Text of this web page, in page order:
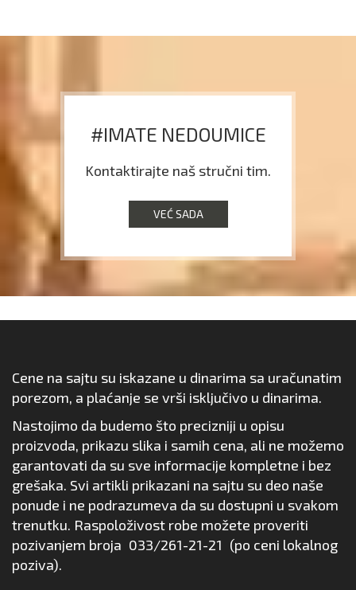
#IMATE NEDOUMICE
Kontaktirajte naš stručni tim.
VEĆ SADA
Cene na sajtu su iskazane u dinarima sa uračunatim
porezom, a plaćanje se vrši isključivo u dinarima.
Nastojimo da budemo što precizniji u opisu
proizvoda, prikazu slika i samih cena, ali ne možemo
garantovati da su sve informacije kompletne i bez
grešaka. Svi artikli prikazani na sajtu su deo naše
ponude i ne podrazumeva da su dostupni u svakom
trenutku. Raspoloživost robe možete proveriti
pozivanjem broja 033/261-21-21 (po ceni lokalnog
poziva).